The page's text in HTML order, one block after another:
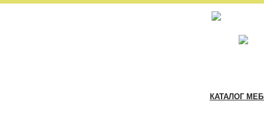
КАТАЛОГ